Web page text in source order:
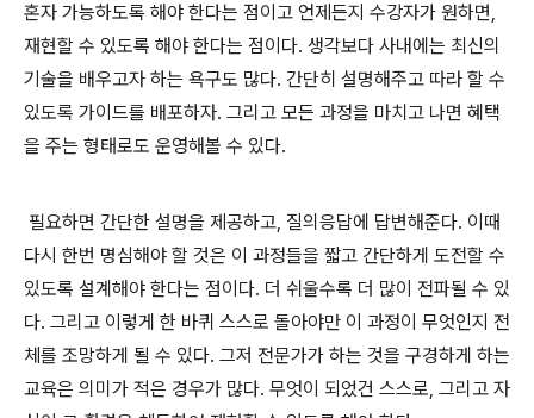
혼자 가능하도록 해야 한다는 점이고 언제든지 수강자가 원하면,
재현할 수 있도록 해야 한다는 점이다. 생각보다 사내에는 최신의
기술을 배우고자 하는 욕구도 많다. 간단히 설명해주고 따라 할 수
있도록 가이드를 배포하자. 그리고 모든 과정을 마치고 나면 혜택
을 주는 형태로도 운영해볼 수 있다.
필요하면 간단한 설명을 제공하고, 질의응답에 답변해준다. 이때
다시 한번 명심해야 할 것은 이 과정들을 짧고 간단하게 도전할 수
있도록 설계해야 한다는 점이다. 더 쉬울수록 더 많이 전파될 수 있
다. 그리고 이렇게 한 바퀴 스스로 돌아야만 이 과정이 무엇인지 전
체를 조망하게 될 수 있다. 그저 전문가가 하는 것을 구경하게 하는
교육은 의미가 적은 경우가 많다. 무엇이 되었건 스스로, 그리고 자